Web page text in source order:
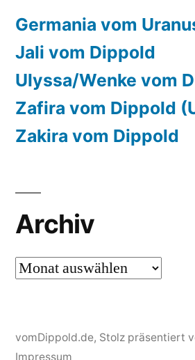
Germania vom
Jali vom Dippold
Ulyssa/Wenke vom
Zafira vom Dippold
Zakira vom Dippold
Archiv
Archiv
vomDippold.de, Stolz präsentiert
Impressum